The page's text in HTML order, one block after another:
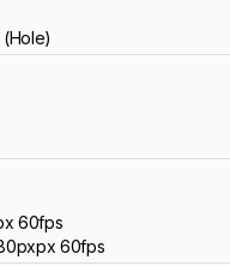
60fps
60fps